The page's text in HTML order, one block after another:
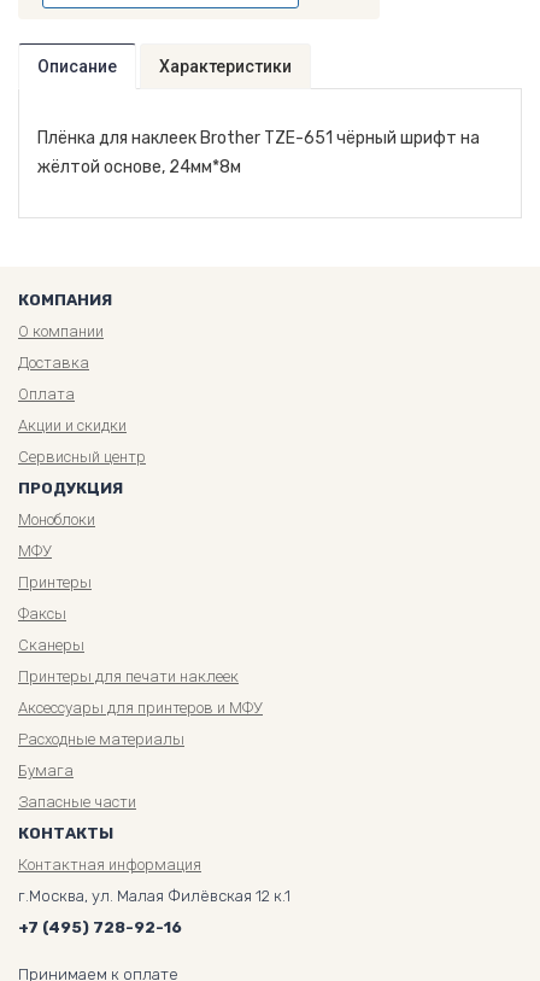
Описание Характеристики
Плёнка для наклеек Brother TZE-651 чёрный шрифт на
жёлтой основе, 24мм*8м
КОМПАНИЯ
О компании
Доставка
Оплата
Акции и скидки
Сервисный центр
ПРОДУКЦИЯ
Моноблоки
МФУ
Принтеры
Факсы
Сканеры
Принтеры для печати наклеек
Аксессуары для принтеров и МФУ
Расходные материалы
Бумага
Запасные части
КОНТАКТЫ
Контактная информация
г.Москва, ул. Малая Филёвская 12 к.1
+7 (495) 728-92-16
Принимаем к оплате